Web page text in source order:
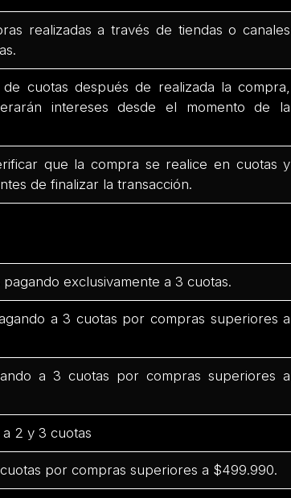
realizadas a través de tiendas o canales
cuotas después de realizada la compra,
intereses desde el momento de la
que la compra se realice en cuotas y
de finalizar la transacción.
exclusivamente a 3 cuotas.
a 3 cuotas por compras superiores a
a 3 cuotas por compras superiores a
2 y 3 cuotas
por compras superiores a $499.990.